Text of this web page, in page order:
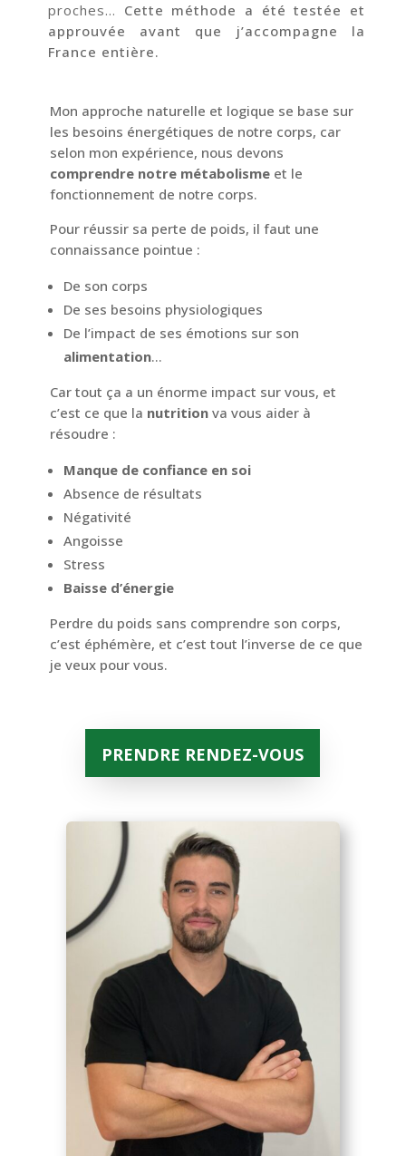
proches… Cette méthode a été testée et
approuvée avant que j’accompagne la
France entière.
Mon approche naturelle et logique se base sur
les besoins énergétiques de notre corps, car
selon mon expérience, nous devons
comprendre notre métabolisme et le
fonctionnement de notre corps.
Pour réussir sa perte de poids, il faut une
connaissance pointue :
De son corps
De ses besoins physiologiques
De l’impact de ses émotions sur son
alimentation…
Car tout ça a un énorme impact sur vous, et
c’est ce que la nutritionva vous aider à
résoudre :
Manque de confiance en soi
Absence de résultats
Négativité
Angoisse
Stress
Baisse d’énergie
Perdre du poids sans comprendre son corps,
c’est éphémère, et c’est tout l’inverse de ce que
je veux pour vous.
PRENDRE RENDEZ-VOUS